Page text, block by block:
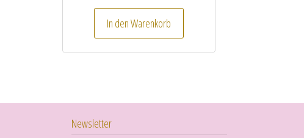
In den Warenkorb
Newsletter